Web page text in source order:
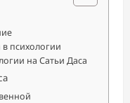
психологии
на Сатьи Даса